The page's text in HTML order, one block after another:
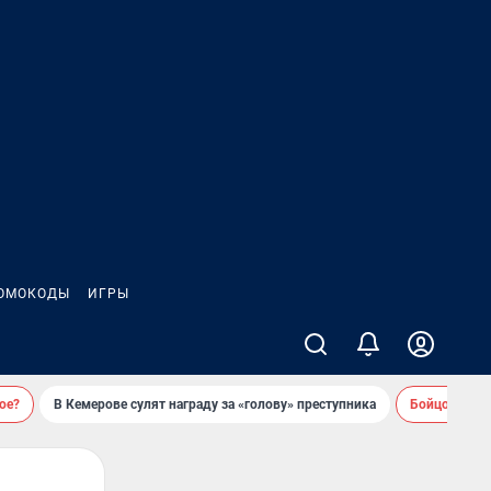
ИГРЫ
В Кемерове сулят награду за «голову» преступника Бойцовский